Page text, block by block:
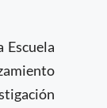
Escuela